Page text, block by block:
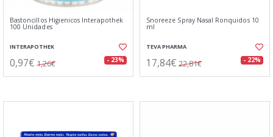
Bastoncillos Higienicos Interapothek
100 Unidades
INTERAPOTHEK
0,97€ 1,26€ - 23%
Snoreeze Spray Nasal Ronquidos 10
ml
TEVA PHARMA
17,84€ 22,81€ - 22%